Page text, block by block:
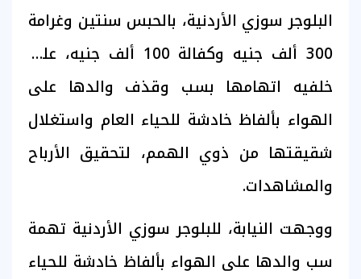
البلوجر سوزي الأردنية، بالحبس سنتين وغرامة
300 ألف جنيه وكفالة 100 ألف جنيه، على
خلفيه اتهامها بسب وقذف والدها على
الهواء بألفاظ خادشة للحياء العام واستغلال
شقيقتها من ذوي الهمم، لتحقيق الأرباح
والمشاهدات.
ووجهت النيابة، للبلوجر سوزي الأردنية تهمة
سب والدها على الهواء بألفاظ خادشة للحياء